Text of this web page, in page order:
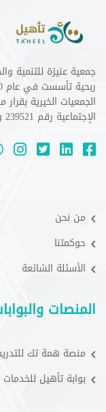
جمعية عنيزة للتنمية
الجمعيات الخيرية
الإجتماعية رقم 239521 وتاريخ 29/ 8/ 1420هـ،
من نحن
حوكمتنا
الأسئلة الشائعة
المنصات
منصة همة تك
بوابة تأهيل للخدمات